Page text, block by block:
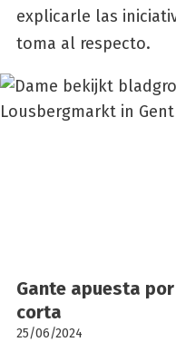
explicarle las
toma al respecto.
Gan­te apues­ta
cor­ta
25/06/2024